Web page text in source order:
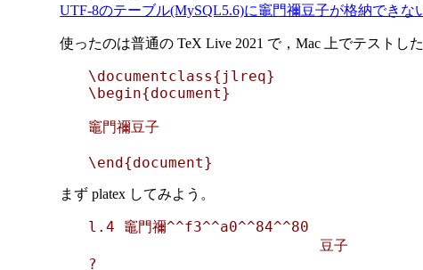
UTF-8のテーブル(MySQL5.6)に竈門禰󠄀豆子が格納できな
使ったのは普通の TeX Live 2021 で，Mac 上でテストし
\documentclass{jlreq}
\begin{document}
竈門禰󠄀豆子
まず platex してみよう。
l.4 竈門禰^^f3^^a0^^84^^80
                          豆子